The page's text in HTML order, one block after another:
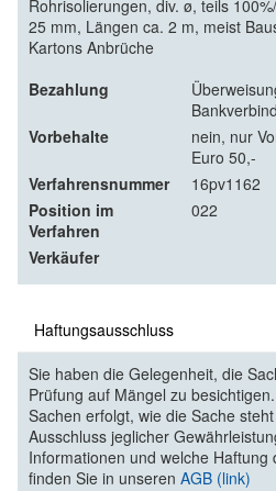
Rohrisolierungen, div. ø, teils
25 mm, Längen ca. 2 m, meist
Kartons Anbrüche
Bezahlung
Vorbehalte
nein, nur
Euro 50,-
Verfahrensnummer
16pv1162
Position im
Verfahren
022
Verkäufer
Haftungsausschluss
Sie haben die Gelegenheit, die
Prüfung auf Mängel zu
Sachen erfolgt, wie die Sache
Ausschluss jeglicher
Informationen und welche Haftung
finden Sie in unseren AGB (link)